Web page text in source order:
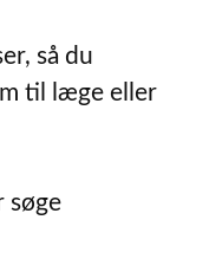
så du
til læge eller
søge